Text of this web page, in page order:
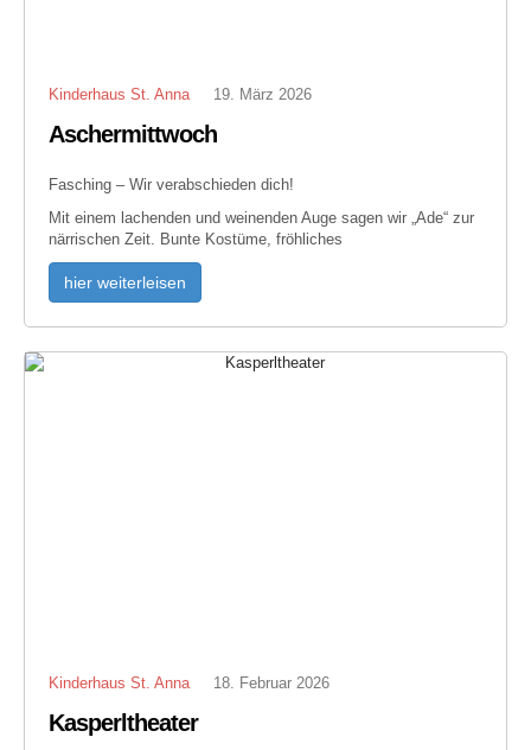
Kinderhaus St. Anna 19. März 2026
Aschermittwoch
Fasching – Wir verabschieden dich!
Mit einem lachenden und weinenden Auge sagen wir „Ade“ zur
närrischen Zeit. Bunte Kostüme, fröhliches
hier weiterleisen
Kinderhaus St. Anna 18. Februar 2026
Kasperltheater